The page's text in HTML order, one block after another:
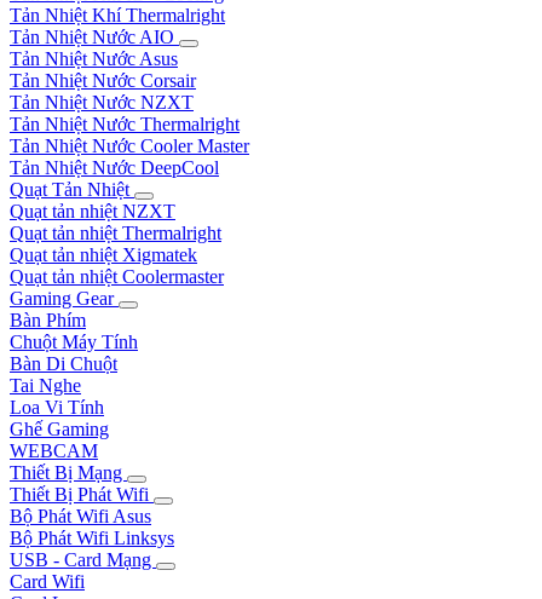
Tản Nhiệt Khí Thermalright
Tản Nhiệt Nước AIO
Tản Nhiệt Nước Asus
Tản Nhiệt Nước Corsair
Tản Nhiệt Nước NZXT
Tản Nhiệt Nước Thermalright
Tản Nhiệt Nước Cooler Master
Tản Nhiệt Nước DeepCool
Quạt Tản Nhiệt
Quạt tản nhiệt NZXT
Quạt tản nhiệt Thermalright
Quạt tản nhiệt Xigmatek
Quạt tản nhiệt Coolermaster
Gaming Gear
Bàn Phím
Chuột Máy Tính
Bàn Di Chuột
Tai Nghe
Loa Vi Tính
Ghế Gaming
WEBCAM
Thiết Bị Mạng
Thiết Bị Phát Wifi
Bộ Phát Wifi Asus
Bộ Phát Wifi Linksys
USB - Card Mạng
Card Wifi